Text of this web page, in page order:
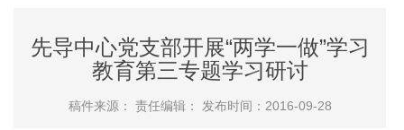
先导中心党支部开展“两学一做”学习
教育第三专题学习研讨
稿件来源： 责任编辑： 发布时间：2016-09-28